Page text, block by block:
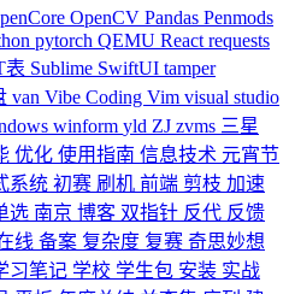
OpenCV Pandas Penmods
pytorch QEMU React requests
表 Sublime SwiftUI tamper
van Vibe Coding Vim visual studio
winform yld ZJ zvms 三星
优化 使用指南 信息技术 元宵节
系统 初赛 刷机 前端 剪枝 加速
选 南京 博客 双指针 反代 反馈
线 备案 复杂度 复赛 奇思妙想
习笔记 学校 学生包 安装 实战